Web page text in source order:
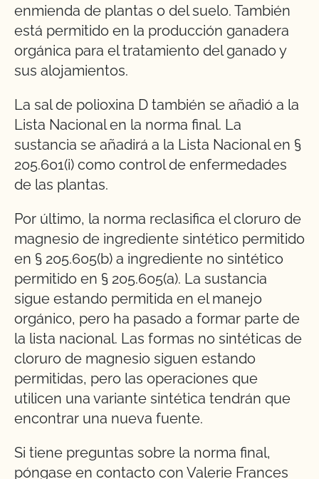
enmienda de plantas o del suelo. También
está permitido en la producción ganadera
orgánica para el tratamiento del ganado y
sus alojamientos.
La sal de polioxina D también se añadió a la
Lista Nacional en la norma final. La
sustancia se añadirá a la Lista Nacional en §
205.601(i) como control de enfermedades
de las plantas.
Por último, la norma reclasifica el cloruro de
magnesio de ingrediente sintético permitido
en § 205.605(b) a ingrediente no sintético
permitido en § 205.605(a). La sustancia
sigue estando permitida en el manejo
orgánico, pero ha pasado a formar parte de
la lista nacional. Las formas no sintéticas de
cloruro de magnesio siguen estando
permitidas, pero las operaciones que
utilicen una variante sintética tendrán que
encontrar una nueva fuente.
Si tiene preguntas sobre la norma final,
póngase en contacto con Valerie Frances